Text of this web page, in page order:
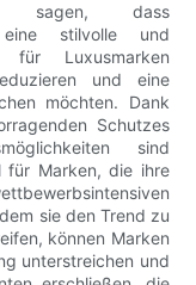
sagen, dass
eine stilvolle und
für Luxusmarken
und eine
möchten. Dank
Schutzes
sind
für Marken, die ihre
sie den Trend zu
können Marken
unterstreichen und